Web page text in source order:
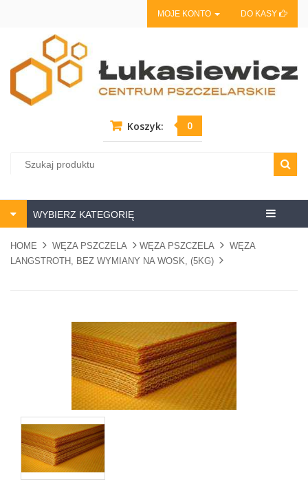
MOJE KONTO DO KASY
Koszyk: 0
Centrum
WYBIERZ KATEGORIĘ
HOME WĘZA PSZCZELA WĘZA PSZCZELA
WĘZA
LANGSTROTH, BEZ WYMIANY NA WOSK, (5KG)